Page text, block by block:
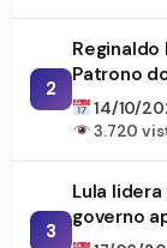
2
Patrono
14/10/
3.720
3
Lula
governo